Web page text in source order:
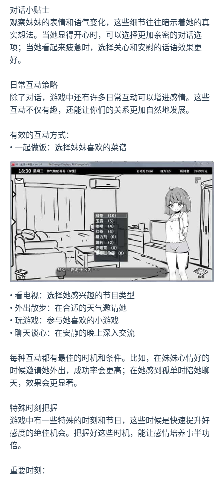
对话小贴士
观察妹妹的表情和语气变化，这些细节往往暗示着她的真
实想法。当她显得开心时，可以选择更加亲密的对话选
项；当她看起来疲惫时，选择关心和安慰的话语效果更
好。
日常互动策略
除了对话，游戏中还有许多日常互动可以增进感情。这些
互动不仅有趣，还能让你们的关系更加自然地发展。
有效的互动方式：
• 一起做饭：选择妹妹喜欢的菜谱
• 看电视：选择她感兴趣的节目类型
• 外出散步：在合适的天气邀请她
• 玩游戏：参与她喜欢的小游戏
• 聊天谈心：在安静的晚上深入交流
每种互动都有最佳的时机和条件。比如，在妹妹心情好的
时候邀请她外出，成功率会更高；在她感到孤单时陪她聊
天，效果会更显著。
特殊时刻把握
游戏中有一些特殊的时刻和节日，这些时候是快速提升好
感度的绝佳机会。把握好这些时机，能让感情培养事半功
倍。
重要时刻：